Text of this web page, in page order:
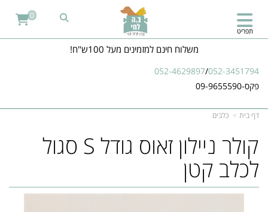
משלוח חינם למזמינים מעל 100ש"ח!
052-4629897/052-3451794
פקס-09-9655590
תפריט
0
דף בית כלבים
קולר ניילון זאוס גודל S סגול
לכלב קטן